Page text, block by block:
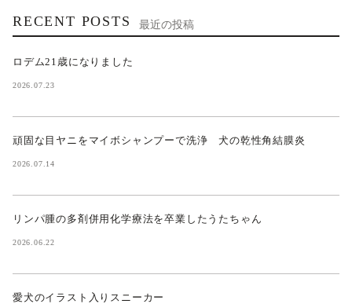
RECENT POSTS 最近の投稿
ロデム21歳になりました
2026.07.23
頑固な目ヤニをマイボシャンプーで洗浄 犬の乾性角結膜炎
2026.07.14
リンパ腫の多剤併用化学療法を卒業したうたちゃん
2026.06.22
愛犬のイラスト入りスニーカー